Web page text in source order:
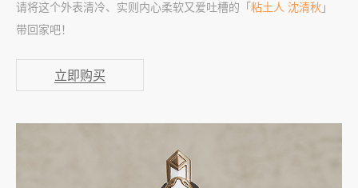
请将这个外表清冷、实则内心柔软又爱吐槽的「 粘土人 沈清秋 」
带回家吧！
立即购买